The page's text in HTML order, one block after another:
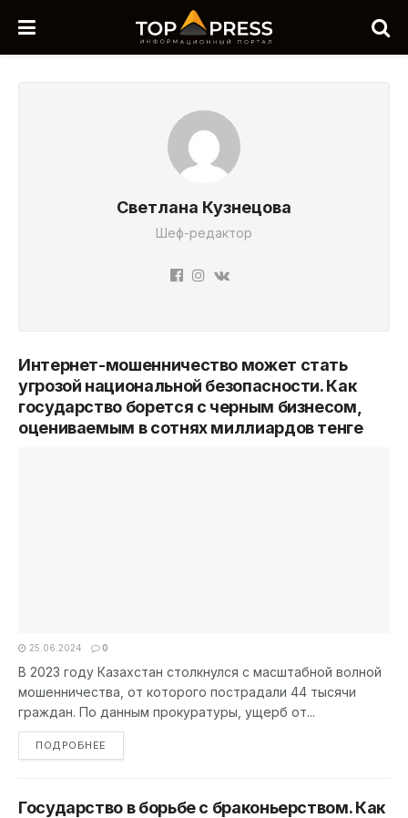
Светлана Кузнецова
Шеф-редактор
Интернет-мошенничество может стать
угрозой национальной безопасности. Как
государство борется с черным бизнесом,
оцениваемым в сотнях миллиардов тенге
25.06.2024 0
В 2023 году Казахстан столкнулся с масштабной волной
мошенничества, от которого пострадали 44 тысячи
граждан. По данным прокуратуры, ущерб от...
ПОДРОБНЕЕ
Государство в борьбе с браконьерством. Как